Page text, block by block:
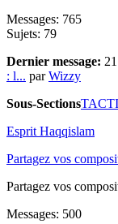
Messages: 765
Sujets: 79
Dernier message:
: l... parWizzy
Sous-Sections
Esprit Haqqislam
Partagez vos
Partagez vos
Messages: 500